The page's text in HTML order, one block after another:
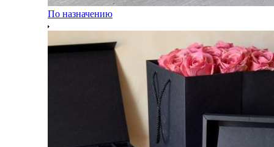
По назначению